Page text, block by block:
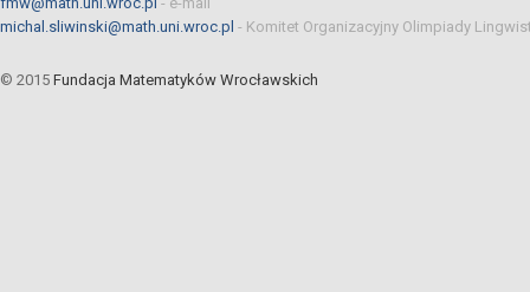
michal.sliwinski@math.uni.wroc.pl - Komitet Organizacyjny Olimpiady
© 2015 Fundacja Matematyków Wrocławskich